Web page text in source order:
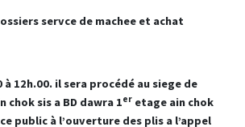
servce de machee et achat
à 12h.00. il sera procédé au siege de
chok sis a BD dawra 1er etage ain chok
public à l’ouverture des plis a l’appel